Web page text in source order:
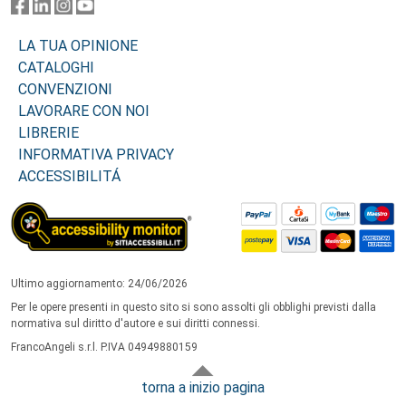
LA TUA OPINIONE
CATALOGHI
CONVENZIONI
LAVORARE CON NOI
LIBRERIE
INFORMATIVA PRIVACY
ACCESSIBILITÁ
Ultimo aggiornamento: 24/06/2026
Per le opere presenti in questo sito si sono assolti gli obblighi previsti dalla
normativa sul diritto d'autore e sui diritti connessi.
FrancoAngeli s.r.l. P.IVA 04949880159
torna a inizio pagina